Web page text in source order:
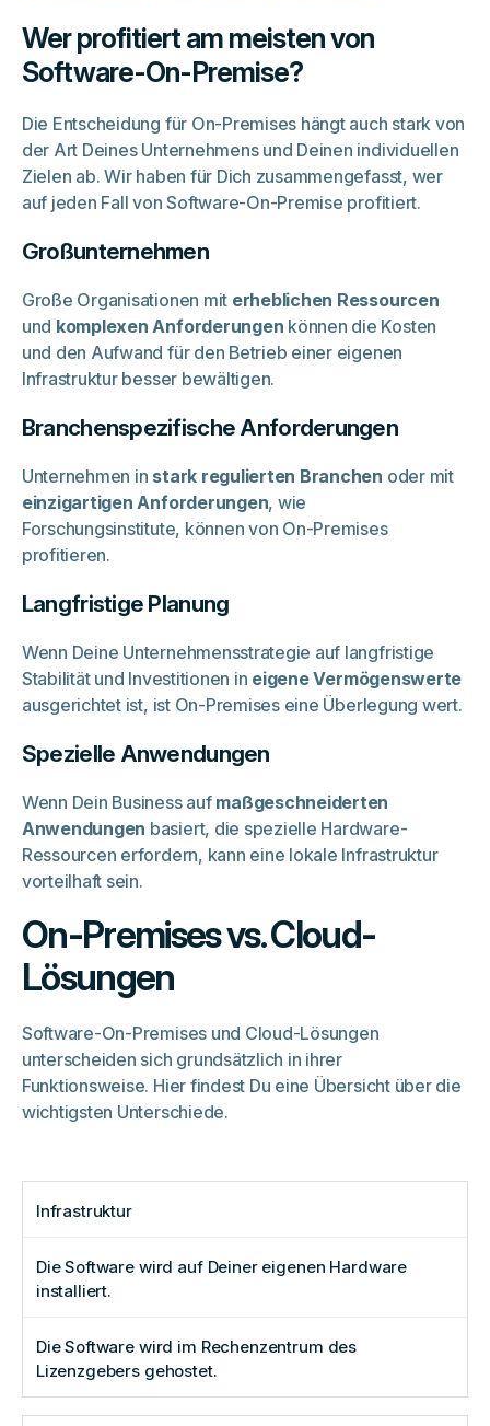
Wer profitiert am meisten von
Software-On-Premise?
Die Entscheidung für On-Premises hängt auch stark von
der Art Deines Unternehmens und Deinen individuellen
Zielen ab. Wir haben für Dich zusammengefasst, wer
auf jeden Fall von Software-On-Premise profitiert.
Großunternehmen
Große Organisationen mit erheblichen Ressourcen
und komplexen Anforderungen können die Kosten
und den Aufwand für den Betrieb einer eigenen
Infrastruktur besser bewältigen.
Branchenspezifische Anforderungen
Unternehmen in stark regulierten Branchen oder mit
einzigartigen Anforderungen, wie
Forschungsinstitute, können von On-Premises
profitieren.
Langfristige Planung
Wenn Deine Unternehmensstrategie auf langfristige
Stabilität und Investitionen in eigene Vermögenswerte
ausgerichtet ist, ist On-Premises eine Überlegung wert.
Spezielle Anwendungen
Wenn Dein Business auf maßgeschneiderten
Anwendungen basiert, die spezielle Hardware-
Ressourcen erfordern, kann eine lokale Infrastruktur
vorteilhaft sein.
On-Premises vs. Cloud-
Lösungen
Software-On-Premises und Cloud-Lösungen
unterscheiden sich grundsätzlich in ihrer
Funktionsweise. Hier findest Du eine Übersicht über die
wichtigsten Unterschiede.
Infrastruktur
Die Software wird auf Deiner eigenen Hardware
installiert.
Die Software wird im Rechenzentrum des
Lizenzgebers gehostet.